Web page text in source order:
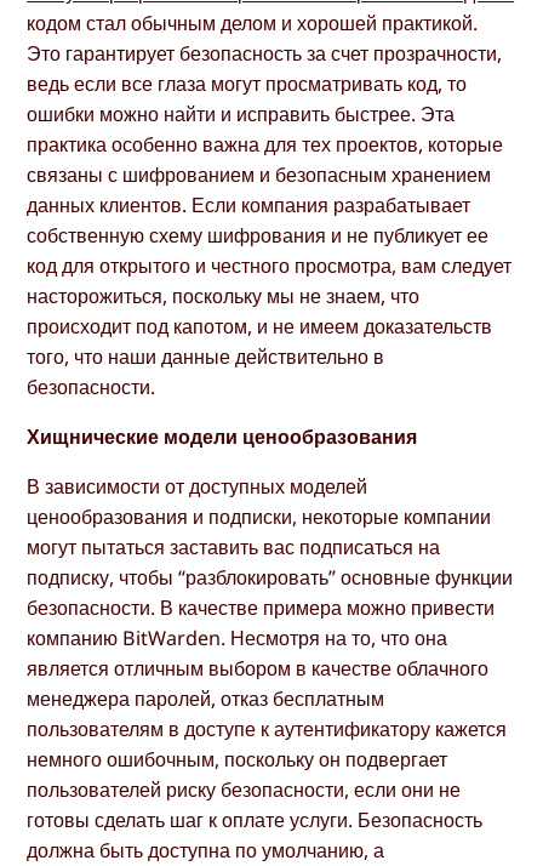
кодом стал обычным делом и хорошей практикой.
Это гарантирует безопасность за счет прозрачности,
ведь если все глаза могут просматривать код, то
ошибки можно найти и исправить быстрее. Эта
практика особенно важна для тех проектов, которые
связаны с шифрованием и безопасным хранением
данных клиентов. Если компания разрабатывает
собственную схему шифрования и не публикует ее
код для открытого и честного просмотра, вам следует
насторожиться, поскольку мы не знаем, что
происходит под капотом, и не имеем доказательств
того, что наши данные действительно в
безопасности.
Хищнические модели ценообразования
В зависимости от доступных моделей
ценообразования и подписки, некоторые компании
могут пытаться заставить вас подписаться на
подписку, чтобы “разблокировать” основные функции
безопасности. В качестве примера можно привести
компанию BitWarden. Несмотря на то, что она
является отличным выбором в качестве облачного
менеджера паролей, отказ бесплатным
пользователям в доступе к аутентификатору кажется
немного ошибочным, поскольку он подвергает
пользователей риску безопасности, если они не
готовы сделать шаг к оплате услуги. Безопасность
должна быть доступна по умолчанию, а